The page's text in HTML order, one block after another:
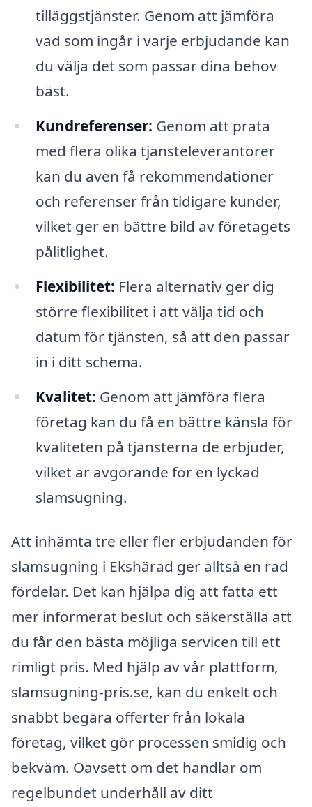
tilläggstjänster. Genom att jämföra
vad som ingår i varje erbjudande kan
du välja det som passar dina behov
bäst.
Kundreferenser: Genom att prata
med flera olika tjänsteleverantörer
kan du även få rekommendationer
och referenser från tidigare kunder,
vilket ger en bättre bild av företagets
pålitlighet.
Flexibilitet: Flera alternativ ger dig
större flexibilitet i att välja tid och
datum för tjänsten, så att den passar
in i ditt schema.
Kvalitet: Genom att jämföra flera
företag kan du få en bättre känsla för
kvaliteten på tjänsterna de erbjuder,
vilket är avgörande för en lyckad
slamsugning.
Att inhämta tre eller fler erbjudanden för
slamsugning i Ekshärad ger alltså en rad
fördelar. Det kan hjälpa dig att fatta ett
mer informerat beslut och säkerställa att
du får den bästa möjliga servicen till ett
rimligt pris. Med hjälp av vår plattform,
slamsugning-pris.se, kan du enkelt och
snabbt begära offerter från lokala
företag, vilket gör processen smidig och
bekväm. Oavsett om det handlar om
regelbundet underhåll av ditt